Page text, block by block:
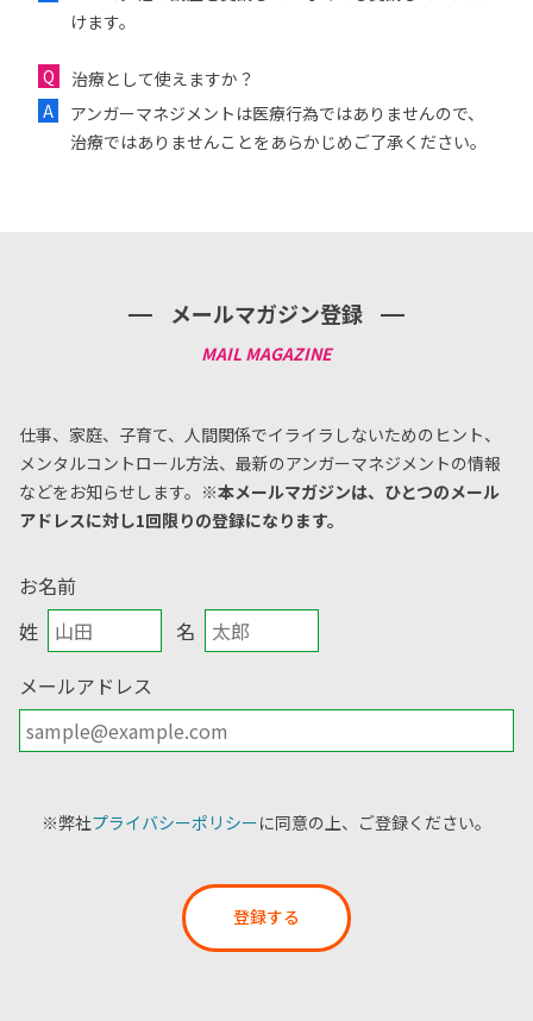
けます。
治療として使えますか？
アンガーマネジメントは医療行為ではありませんので、
治療ではありませんことをあらかじめご了承ください。
メールマガジン登録
仕事、家庭、子育て、人間関係でイライラしないためのヒント、
メンタルコントロール方法、 最新のアンガーマネジメントの情報
などをお知らせします。 ※本メールマガジンは、ひとつのメール
アドレスに対し1回限りの登録になります。
お名前
姓
名
メールアドレス
※弊社プライバシーポリシーに同意の上、ご登録ください。
登録する